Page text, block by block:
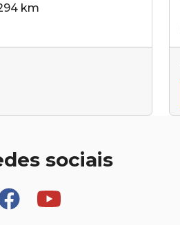
km
sociais